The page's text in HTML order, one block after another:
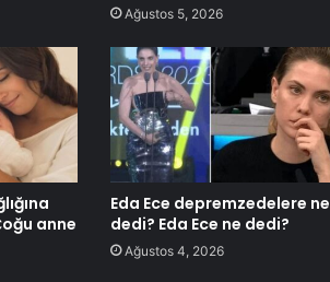
Ağustos 5, 2026
anne
Eda Ece depremzedelere ne
dedi? Eda Ece ne dedi?
Ağustos 4, 2026